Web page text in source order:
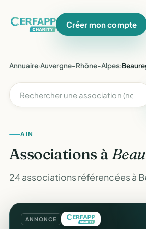
Créer mon compte
Annuaire›Auvergne-Rhône-Alpes›
AIN
Associations à
24 associations référencées à
ANNONCE